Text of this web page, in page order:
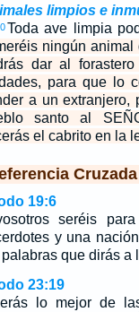
limpios e
Toda ave limpia
ningún animal
dar al
para que lo
a un extranjero,
santo al
el cabrito en la
Cruzada
19:6
seréis
y una
palabras que dirás a
23:19
lo mejor de